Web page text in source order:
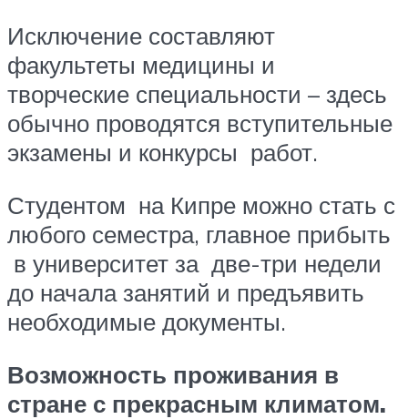
Исключение составляют
факультеты медицины и
творческие специальности – здесь
обычно проводятся вступительные
экзамены и конкурсы работ.
Студентом на Кипре можно стать с
любого семестра, главное прибыть
в университет за две-три недели
до начала занятий и предъявить
необходимые документы.
Возможность проживания в
стране с прекрасным климатом.